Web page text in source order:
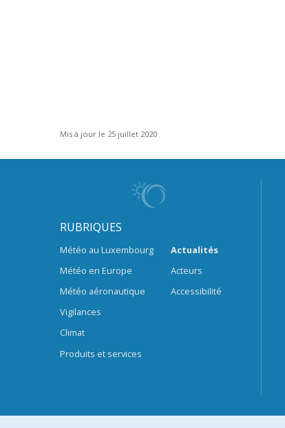
Mis à jour le 25 juillet 2020
RUBRIQUES
Météo au Luxembourg
Météo en Europe
Météo aéronautique
Vigilances
Climat
Produits et services
Actualités
Acteurs
Accessibilité